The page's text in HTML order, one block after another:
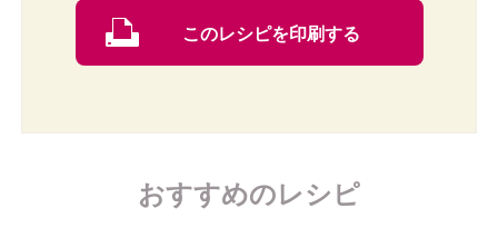
このレシピを印刷する
おすすめのレシピ